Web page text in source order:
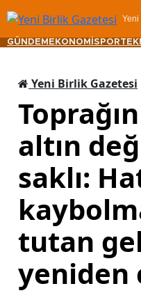
Yeni
GÜNDEM EKONOMİ SPOR
Yeni Birlik Gazetesi
altın
saklı:
tutan
yeniden